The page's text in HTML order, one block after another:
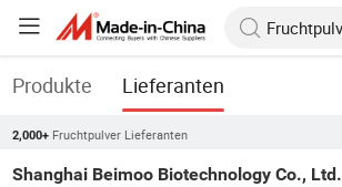
Produkte Lieferanten
2,000+ Fruchtpulver Lieferanten
Shanghai Beimoo Biotechnology Co., Ltd.